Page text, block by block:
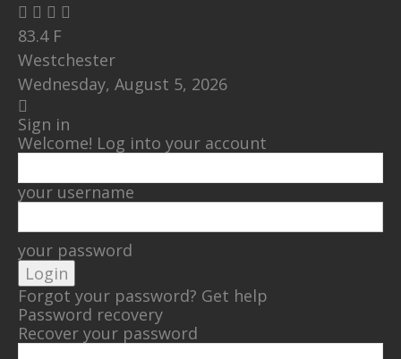
83.4 F
Westchester
Wednesday, August 5, 2026
Sign in
Welcome! Log into your account
your username
your password
Forgot your password? Get help
Password recovery
Recover your password